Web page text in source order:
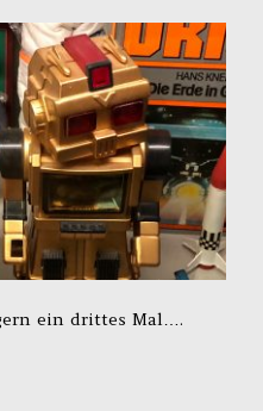
ein drittes Mal….